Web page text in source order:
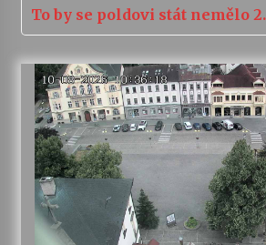
To by se poldovi stát nemělo 2.